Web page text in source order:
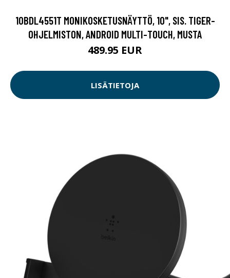
10BDL4551T MONIKOSKETUSNÄYTTÖ, 10", SIS. TIGER-
OHJELMISTON, ANDROID MULTI-TOUCH, MUSTA
489.95 EUR
LISÄTIETOJA